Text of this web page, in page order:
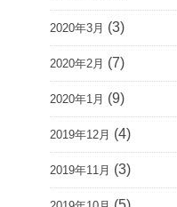
2020年3月 (3)
2020年2月 (7)
2020年1月 (9)
2019年12月 (4)
2019年11月 (3)